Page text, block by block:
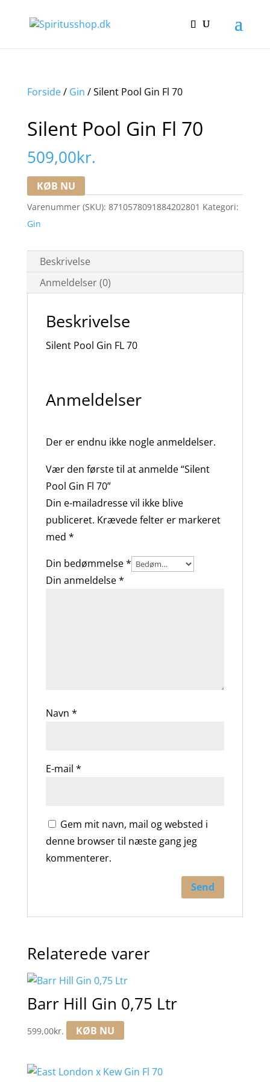
Forside/ Gin / Silent Pool Gin Fl 70
Silent Pool Gin Fl 70
509,00kr.
KØB NU
Varenummer (SKU): 8710578091884202801 Kategori:
Gin
Beskrivelse
Anmeldelser (0)
Beskrivelse
Silent Pool Gin FL 70
Anmeldelser
Der er endnu ikke nogle anmeldelser.
Vær den første til at anmelde “Silent
Pool Gin Fl 70”
Din e-mailadresse vil ikke blive
publiceret. Krævede felter er markeret
med *
Din bedømmelse*
Din anmeldelse*
Navn *
E-mail *
Gem mit navn, mail og websted i
denne browser til næste gang jeg
kommenterer.
Relaterede varer
Barr Hill Gin 0,75 Ltr
599,00kr. KØB NU